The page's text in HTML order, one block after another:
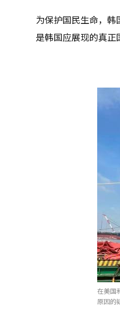
为保护国民生命，
是韩国应展现的真正
在美国
原因的